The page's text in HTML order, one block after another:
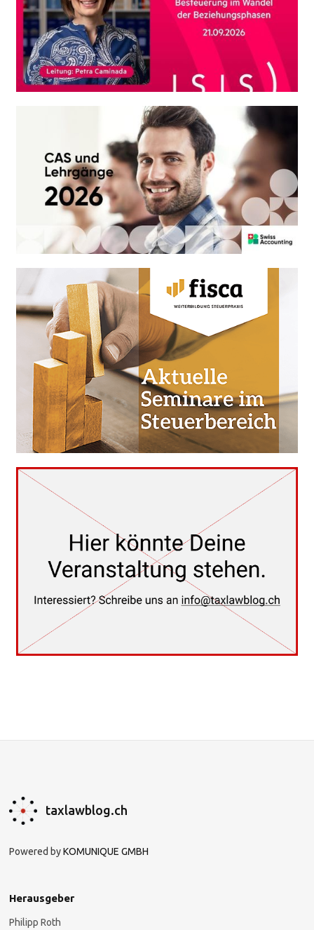
taxlawblog.ch
Powered byKOMUNIQUE GMBH
Herausgeber
Philipp Roth